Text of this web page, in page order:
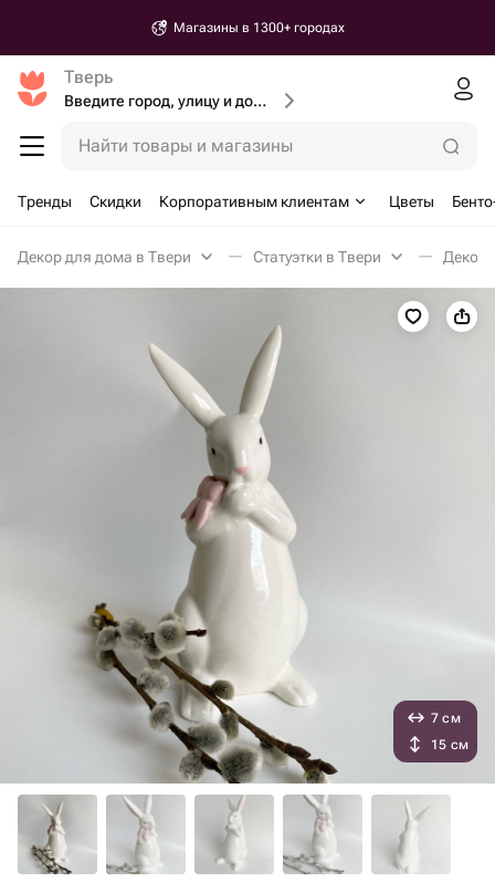
Магазины в 1300+ городах
Тверь
Введите город, улицу и дом доставки
Найти товары и магазины
Тренды Скидки Корпоративным клиентам Цветы
Декор для дома в Твери Статуэтки в Твери
7 см
15 см